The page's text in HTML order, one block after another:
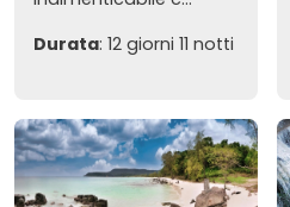
Durata: 12 giorni 11 notti